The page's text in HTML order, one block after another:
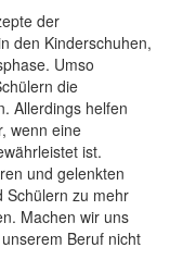
der
den Kinderschuhen,
Umso
die
Allerdings helfen
wenn eine
ist.
und gelenkten
Schülern zu mehr
Machen wir uns
Beruf nicht